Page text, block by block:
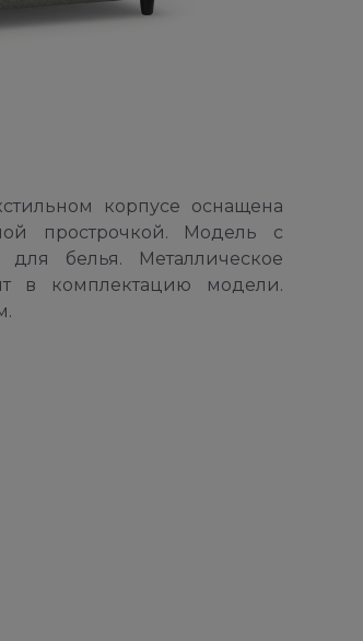
корпусе оснащена
прострочкой. Модель с
белья. Металлическое
в комплектацию модели.